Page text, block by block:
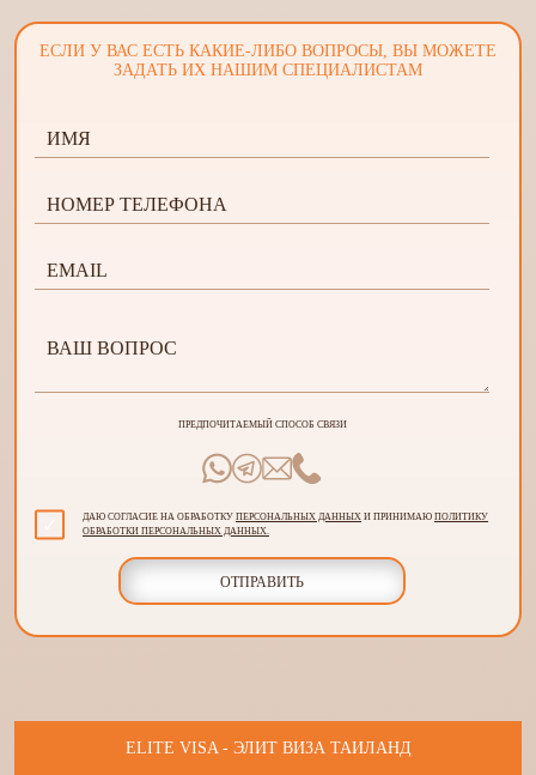
ЕСЛИ У ВАС ЕСТЬ КАКИЕ-ЛИБО ВОПРОСЫ, ВЫ МОЖЕТЕ
ЗАДАТЬ ИХ НАШИМ СПЕЦИАЛИСТАМ
ПРЕДПОЧИТАЕМЫЙ СПОСОБ СВЯЗИ
ДАЮ СОГЛАСИЕ НА ОБРАБОТКУ ПЕРСОНАЛЬНЫХ ДАННЫХ И ПРИНИМАЮ ПОЛИТИКУ
ОБРАБОТКИ ПЕРСОНАЛЬНЫХ ДАННЫХ.
ОТПРАВИТЬ
ELITE VISA - ЭЛИТ ВИЗА ТАИЛАНД